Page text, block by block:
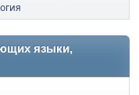
языки,